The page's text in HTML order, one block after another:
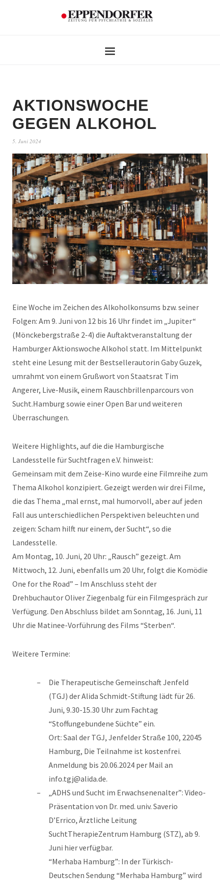
AKTIONSWOCHE
GEGEN ALKOHOL
5. Juni 2024
Eine Woche im Zeichen des Alkoholkonsums bzw. seiner
Folgen: Am 9. Juni von 12 bis 16 Uhr findet im „Jupiter“
(Mönckebergstraße 2-4) die Auftaktveranstaltung der
Hamburger Aktionswoche Alkohol statt. Im Mittelpunkt
steht eine Lesung mit der Bestsellerautorin Gaby Guzek,
umrahmt von einem Grußwort von Staatsrat Tim
Angerer, Live-Musik, einem Rauschbrillenparcours von
Sucht.Hamburg sowie einer Open Bar und weiteren
Überraschungen.
Weitere Highlights, auf die die Hamburgische
Landesstelle für Suchtfragen e.V. hinweist:
Gemeinsam mit dem Zeise-Kino wurde eine Filmreihe zum
Thema Alkohol konzipiert. Gezeigt werden wir drei Filme,
die das Thema „mal ernst, mal humorvoll, aber auf jeden
Fall aus unterschiedlichen Perspektiven beleuchten und
zeigen: Scham hilft nur einem, der Sucht“, so die
Landesstelle.
Am Montag, 10. Juni, 20 Uhr: „Rausch” gezeigt. Am
Mittwoch, 12. Juni, ebenfalls um 20 Uhr, folgt die Komödie
One for the Road” – Im Anschluss steht der
Drehbuchautor Oliver Ziegenbalg für ein Filmgespräch zur
Verfügung. Den Abschluss bildet am Sonntag, 16. Juni, 11
Uhr die Matinee-Vorführung des Films “Sterben“.
Weitere Termine:
Die Therapeutische Gemeinschaft Jenfeld
(TGJ) der Alida Schmidt-Stiftung lädt für 26.
Juni, 9.30-15.30 Uhr zum Fachtag
“Stoffungebundene Süchte” ein.
Ort: Saal der TGJ, Jenfelder Straße 100, 22045
Hamburg, Die Teilnahme ist kostenfrei.
Anmeldung bis 20.06.2024 per Mail an
info.tgj@alida.de.
„ADHS und Sucht im Erwachsenenalter”: Video-
Präsentation von Dr. med. univ. Saverio
D’Errico, Ärztliche Leitung
SuchtTherapieZentrum Hamburg (STZ), ab 9.
Juni hier verfügbar.
“Merhaba Hamburg”: In der Türkisch-
Deutschen Sendung “Merhaba Hamburg” wird